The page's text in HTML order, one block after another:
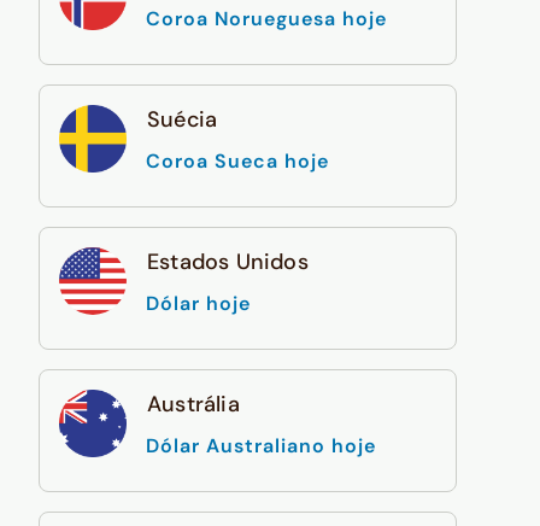
Coroa Norueguesa hoje
Suécia
Coroa Sueca hoje
Estados Unidos
Dólar hoje
Austrália
Dólar Australiano hoje